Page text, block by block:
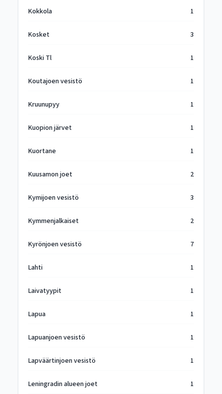
Kokkola 1
Kosket 3
Koski Tl 1
Koutajoen vesistö 1
Kruunupyy 1
Kuopion järvet 1
Kuortane 1
Kuusamon joet 2
Kymijoen vesistö 3
Kymmenjalkaiset 2
Kyrönjoen vesistö 7
Lahti 1
Laivatyypit 1
Lapua 1
Lapuanjoen vesistö 1
Lapväärtinjoen vesistö 1
Leningradin alueen joet 1